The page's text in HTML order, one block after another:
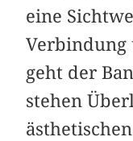
eine
Verbindung
geht der
stehen